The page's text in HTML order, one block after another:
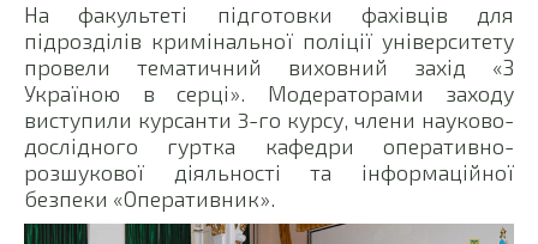
На факультеті підготовки фахівців для
підрозділів кримінальної поліції університету
провели тематичний виховний захід «З
Україною в серці». Модераторами заходу
виступили курсанти 3-го курсу, члени науково-
дослідного гуртка кафедри оперативно-
розшукової діяльності та інформаційної
безпеки «Оперативник».